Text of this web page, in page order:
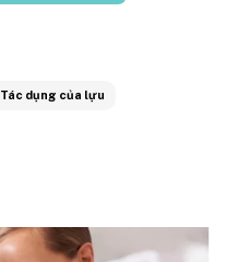
Tác dụng của lựu